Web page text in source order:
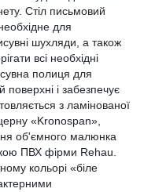
Стіл письмовий
для
шухляди, а також
всі необхідні
полиця для
поверхні і забезпечує
з ламінованої
«Kronospan»,
об'ємного малюнка
ПВХ фірми Rehau.
кольорі «біле